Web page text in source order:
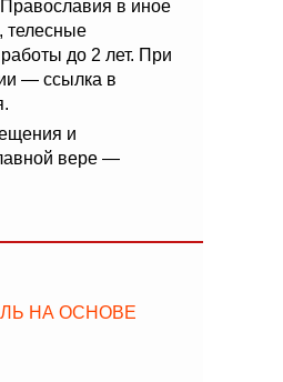
в иное
телесные
до 2 лет. При
— ссылка в
и
вере —
НА ОСНОВЕ